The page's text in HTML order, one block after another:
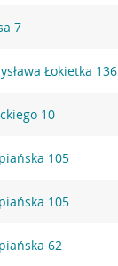
7
Łokietka 136
10
105
105
62